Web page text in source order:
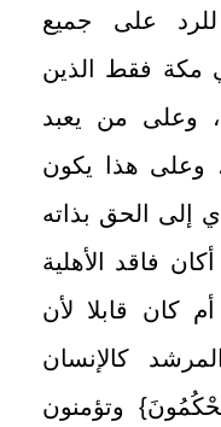
على جميع
مكة فقط الذين
، وعلى من يعبد
، وعلى هذا يكون
إلى الحق بذاته
فاقد الأهلية
أم كان قابلا لأن
كالإنسان
} وتؤمنون